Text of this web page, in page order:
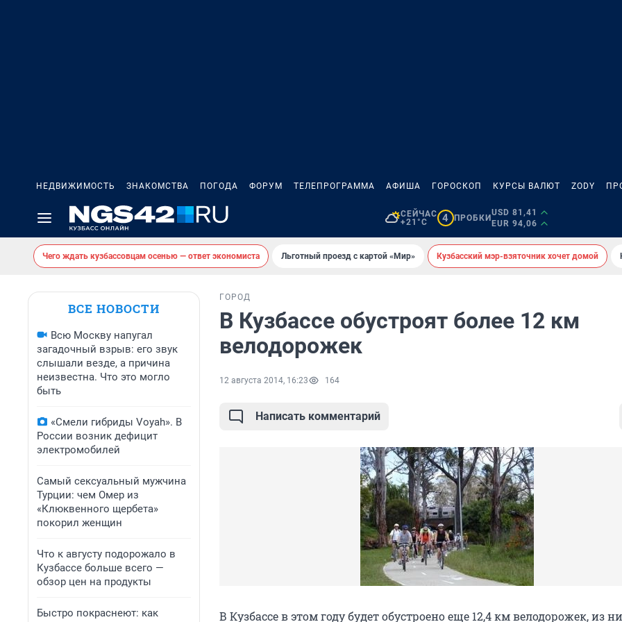
НЕДВИЖИМОСТЬ ЗНАКОМСТВА ПОГОДА ФОРУМ ТЕЛЕПРОГРАММА АФИША ГОРОСКОП КУРСЫ ВАЛЮТ ZODY
СЕЙЧАС
+21°C
4 ПРОБКИ
USD 81,41
EUR 94,06
Чего ждать кузбассовцам осенью — ответ экономиста Льготный проезд с картой «Мир» Кузбасский мэр-взяточник хочет домой
ВСЕ НОВОСТИ
Всю Москву напугал
загадочный взрыв: его звук
слышали везде, а причина
неизвестна. Что это могло
быть
«Смели гибриды Voyah». В
России возник дефицит
электромобилей
Самый сексуальный мужчина
Турции: чем Омер из
«Клюквенного щербета»
покорил женщин
Что к августу подорожало в
Кузбассе больше всего —
обзор цен на продукты
Быстро покраснеют: как
ГОРОД
В Кузбассе обустроят более 12 км
велодорожек
12 августа 2014, 16:23 164
Написать комментарий
В Кузбассе в этом году будет обустроено еще 12,4 км велодорожек, из